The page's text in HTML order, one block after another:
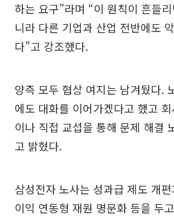
하는 요구”라며 “이 원칙이 흔들
니라 다른 기업과 산업 전반에도
다”고 강조했다.
양측 모두 협상 여지는 남겨뒀다.
에도 대화를 이어가겠다고 했고
이나 직접 교섭을 통해 문제 해결
고 밝혔다.
삼성전자 노사는 성과급 제도 개
이익 연동형 재원 명문화 등을 두